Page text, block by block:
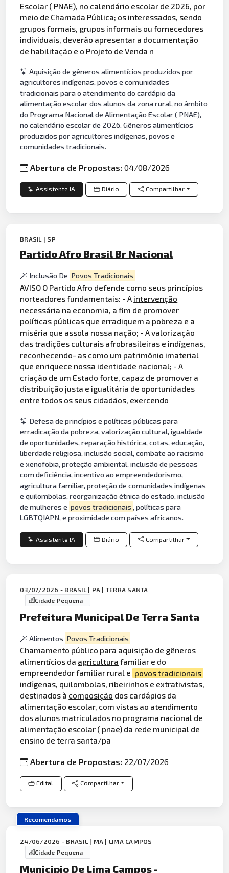
Escolar ( PNAE), no calendário escolar de 2026, por
meio de Chamada Pública; os interessados, sendo
grupos formais, grupos informais ou fornecedores
individuais, deverão apresentar a documentação
de habilitação e o Projeto de Venda n
Aquisição de gêneros alimentícios produzidos por
agricultores indígenas, povos e comunidades
tradicionais para o atendimento do cardápio da
alimentação escolar dos alunos da zona rural, no âmbito
do Programa Nacional de Alimentação Escolar ( PNAE),
no calendário escolar de 2026. Gêneros alimentícios
produzidos por agricultores indígenas, povos e
comunidades tradicionais.
Abertura de Propostas:04/08/2026
Assistente IA Diário Compartilhar
BRASIL | SP
Partido Afro Brasil Br Nacional
Inclusão De Povos Tradicionais
AVISO O Partido Afro defende como seus princípios
norteadores fundamentais: - A intervenção
necessária na economia, a fim de promover
políticas públicas que erradiquem a pobreza e a
miséria que assola nossa nação; - A valorização
das tradições culturais afrobrasileiras e indígenas,
reconhecendo- as como um patrimônio imaterial
que enriquece nossa identidade nacional; - A
criação de um Estado forte, capaz de promover a
distribuição justa e igualitária de oportunidades
entre todos os seus cidadãos, exercendo
Defesa de princípios e políticas públicas para
erradicação da pobreza, valorização cultural, igualdade
de oportunidades, reparação histórica, cotas, educação,
liberdade religiosa, inclusão social, combate ao racismo
e xenofobia, proteção ambiental, inclusão de pessoas
com deficiência, incentivo ao empreendedorismo,
agricultura familiar, proteção de comunidades indígenas
e quilombolas, reorganização étnica do estado, inclusão
de mulheres e povos tradicionais , políticas para
LGBTQIAPN, e proximidade com países africanos.
Assistente IA Diário Compartilhar
03/07/2026 - BRASIL | PA | TERRA SANTA
Cidade Pequena
Prefeitura Municipal De Terra Santa
Alimentos Povos Tradicionais
Chamamento público para aquisição de gêneros
alimentícios da agricultura familiar e do
empreendedor familiar rural e povos tradicionais
indígenas, quilombolas, ribeirinhos e extrativistas,
destinados à composição dos cardápios da
alimentação escolar, com vistas ao atendimento
dos alunos matriculados no programa nacional de
alimentação escolar ( pnae) da rede municipal de
ensino de terra santa/pa
Abertura de Propostas: 22/07/2026
Edital Compartilhar
Recomendamos
24/06/2026 - BRASIL | MA | LIMA CAMPOS
Cidade Pequena
Municipio De Lima Campos -